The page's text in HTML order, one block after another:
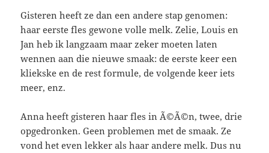
Gisteren heeft ze dan een andere stap genomen:
haar eerste fles gewone volle melk. Zelie, Louis en
Jan heb ik langzaam maar zeker moeten laten
wennen aan die nieuwe smaak: de eerste keer een
kliekske en de rest formule, de volgende keer iets
meer, enz.
Anna heeft gisteren haar fles in Ã©Ã©n, twee, drie
opgedronken. Geen problemen met de smaak. Ze
vond het even lekker als haar andere melk. Dus nu